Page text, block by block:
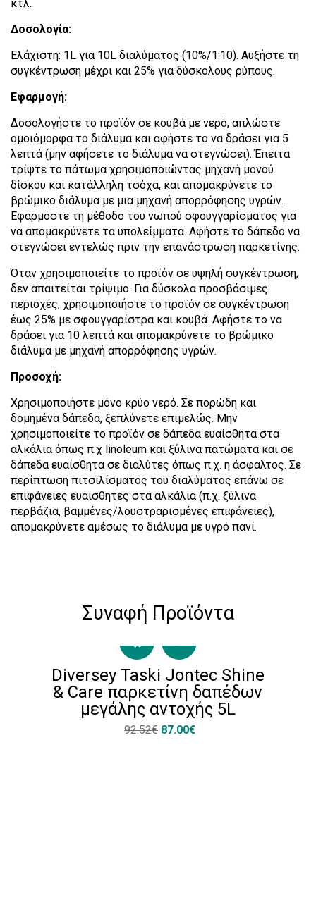
κτλ.
Δοσολογία:
Ελάχιστη: 1L για 10L διαλύµατος (10%/1:10). Αυξήστε τη
συγκέντρωση µέχρι και 25% για δύσκολους ρύπους.
Εφαρµογή:
Δοσολογήστε το προϊόν σε κουβά με νερό, απλώστε
οµοιόµορφα το διάλυµα και αφήστε το να δράσει για 5
λεπτά (µην αφήσετε το διάλυµα να στεγνώσει). Έπειτα
τρίψτε το πάτωµα χρησιµοποιώντας µηχανή µονού
δίσκου και κατάλληλη τσόχα, και αποµακρύνετε το
βρώµικο διάλυµα µε µια µηχανή απορρόφησης υγρών.
Εφαρµόστε τη µέθοδο του νωπού σφουγγαρίσµατος για
να αποµακρύνετε τα υπολείµµατα. Αφήστε το δάπεδο να
στεγνώσει εντελώς πριν την επανάστρωση παρκετίνης.
Όταν χρησιµοποιείτε το προϊόν σε υψηλή συγκέντρωση,
δεν απαιτείται τρίψιµο. Για δύσκολα προσβάσιµες
περιοχές, χρησιµοποιήστε το προϊόν σε συγκέντρωση
έως 25% µε σφουγγαρίστρα και κουβά. Αφήστε το να
δράσει για 10 λεπτά και αποµακρύνετε το βρώµικο
διάλυµα µε µηχανή απορρόφησης υγρών.
Προσοχή:
Χρησιμοποιήστε µόνο κρύο νερό. Σε πορώδη και
δοµηµένα δάπεδα, ξεπλύνετε επιµελώς. Μην
χρησιµοποιείτε το προϊόν σε δάπεδα ευαίσθητα στα
αλκάλια όπως π.χ linoleum και ξύλινα πατώµατα και σε
δάπεδα ευαίσθητα σε διαλύτες όπως π.χ. η άσφαλτος. Σε
περίπτωση πιτσιλίσµατος του διαλύµατος επάνω σε
επιφάνειες ευαίσθητες στα αλκάλια (π.χ. ξύλινα
περβάζια, βαµµένες/λουστραρισµένες επιφάνειες),
αποµακρύνετε αµέσως το διάλυµα µε υγρό πανί.
Συναφή Προϊόντα
Diversey Taski Jontec Shine
& Care παρκετίνη δαπέδων
μεγάλης αντοχής 5L
92.52€ 87.00€